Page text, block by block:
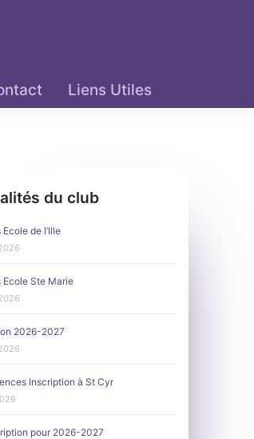
Liens Utiles
du club
de l’Ille
Ecole Ste Marie
2026-2027
Inscription à St Cyr
pour 2026-2027